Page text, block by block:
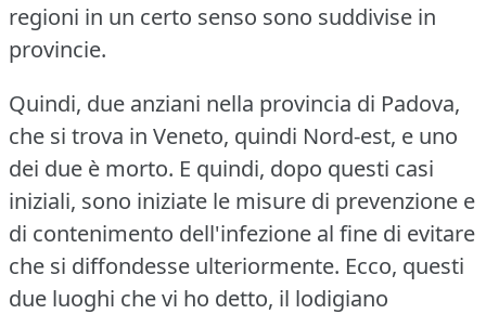
regioni in un certo senso sono suddivise in
provincie.
Quindi, due anziani nella provincia di Padova,
che si trova in Veneto, quindi Nord-est, e uno
dei due è morto. E quindi, dopo questi casi
iniziali, sono iniziate le misure di prevenzione e
di contenimento dell'infezione al fine di evitare
che si diffondesse ulteriormente. Ecco, questi
due luoghi che vi ho detto, il lodigiano